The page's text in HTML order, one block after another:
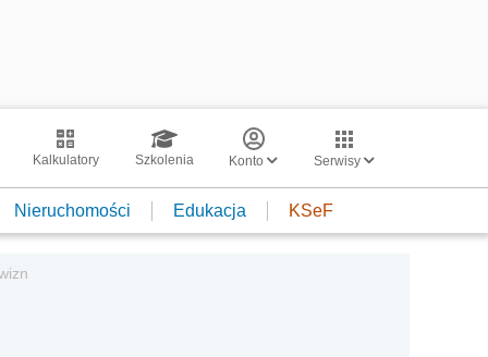
Kalkulatory Szkolenia Konto Serwisy
Nieruchomości Edukacja KSeF